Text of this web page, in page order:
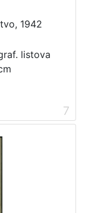
1942
listova
7